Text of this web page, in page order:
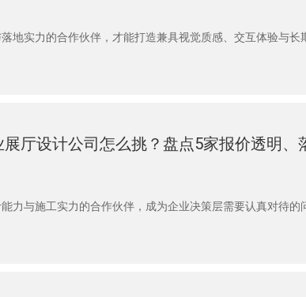
地实力的合作伙伴，才能打造兼具视觉质感、交互体验与长
力与施工实力的合作伙伴，成为企业决策层需要认真对待的